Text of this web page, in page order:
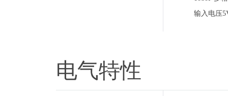
输入电压
电气特性